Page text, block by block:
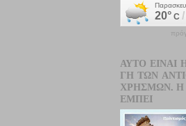
ΑΥΤΌ ΕΊΝΑΙ
ΓΗ ΤΩΝ
ΧΡΗΣΜΏΝ.
ΕΜΠΕΙ